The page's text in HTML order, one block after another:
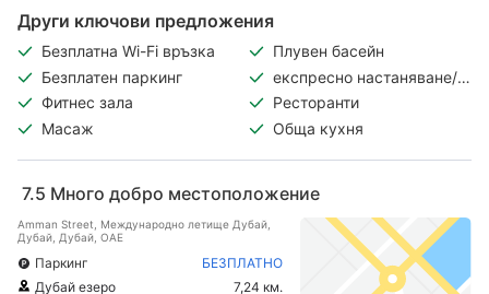
Други ключови предложения
Безплатна Wi-Fi връзка
Плувен басейн
Безплатен паркинг
експресно настаняване/
напускане
Фитнес зала
Ресторанти
Масаж
Обща кухня
7.5 Много добро местоположение
Amman Street, Международно летище Дубай,
Дубай, Дубай, ОАЕ
Паркинг
БЕЗПЛАТНО
Дубай езеро
7,24 км.